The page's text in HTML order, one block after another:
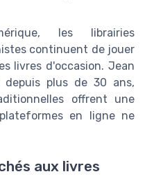
les librairies
continuent de jouer
livres d'occasion. Jean
depuis plus de 30 ans,
offrent une
en ligne ne
aux livres